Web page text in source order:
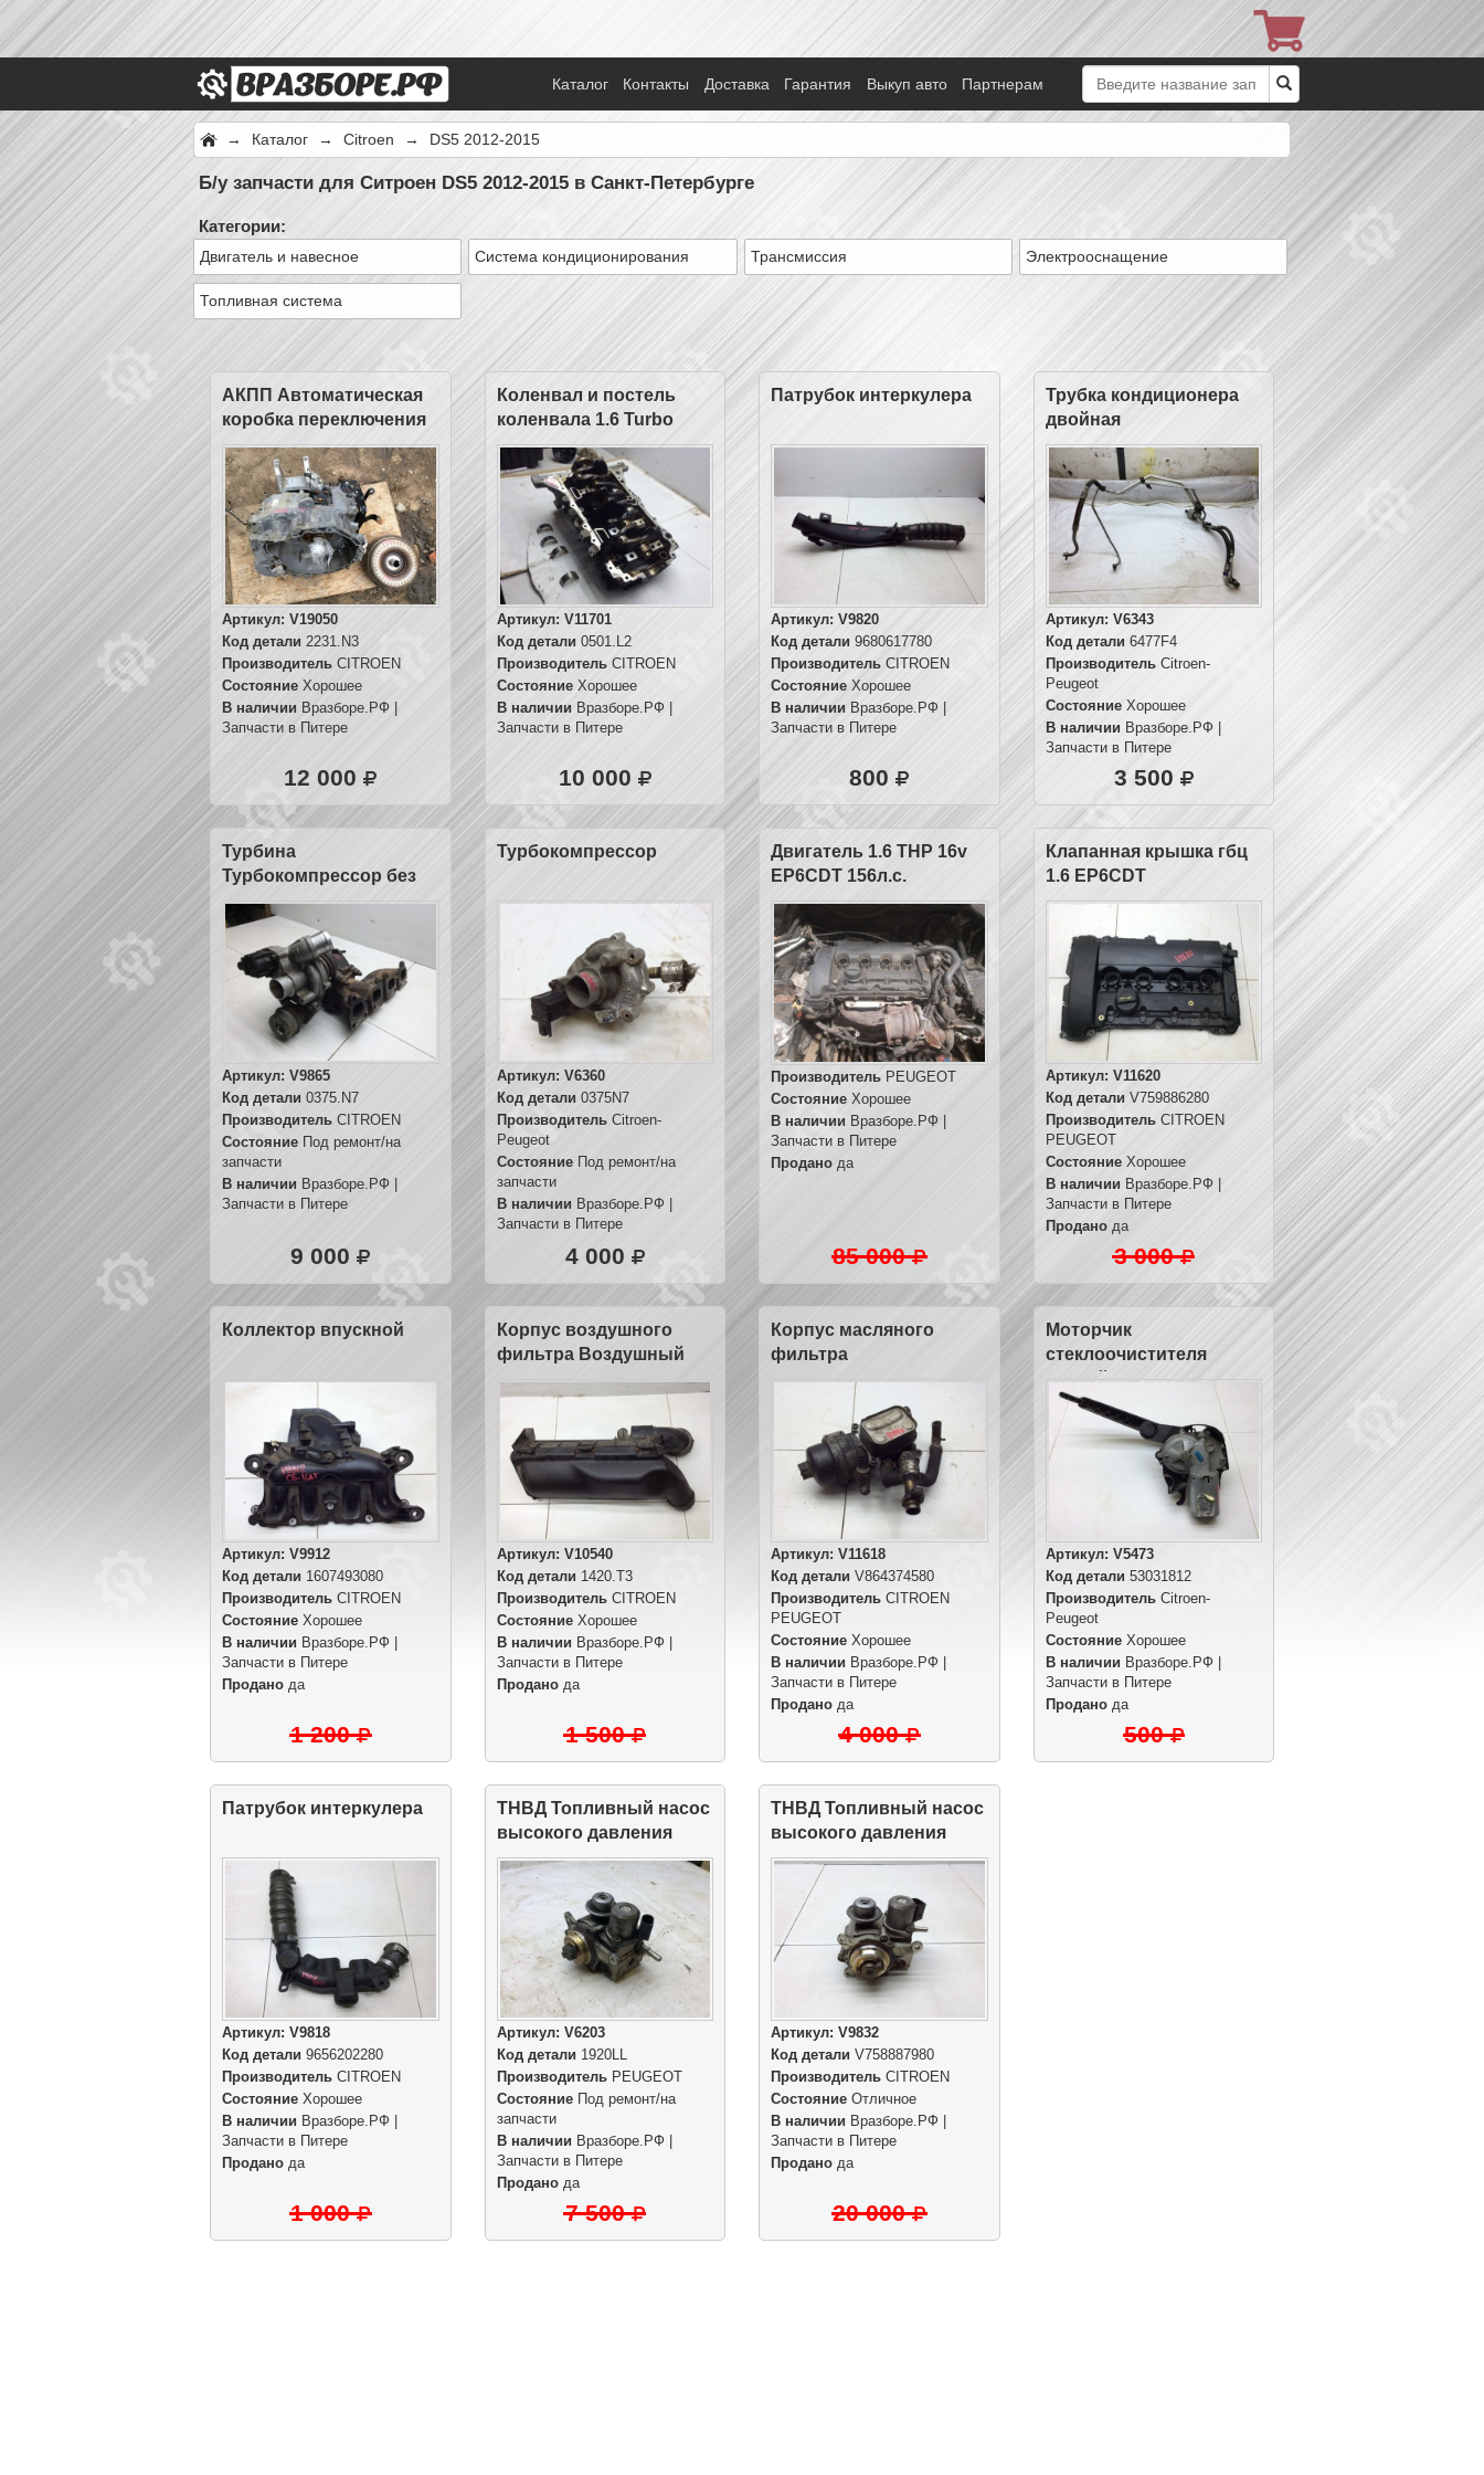
Каталог Контакты Доставка Гарантия Выкуп авто Партнерам
→ Каталог → Citroen → DS5 2012-2015
Б/у запчасти для Ситроен DS5 2012-2015 в Санкт-Петербурге
Категории:
Двигатель и навесное Система кондиционирования Трансмиссия Электрооснащение
Топливная система
АКПП Автоматическая
коробка переключения
передач
Артикул: V19050
Код детали 2231.N3
Производитель CITROEN
Состояние Хорошее
В наличии Вразборе.РФ |
Запчасти в Питере
12 000
Коленвал и постель
коленвала 1.6 Turbo
EP6CDT
Артикул: V11701
Код детали 0501.L2
ПроизводительCITROEN
СостояниеХорошее
В наличии Вразборе.РФ |
Запчасти в Питере
10 000
Патрубок интеркулера
Артикул: V9820
Код детали 9680617780
Производитель CITROEN
Состояние Хорошее
В наличии Вразборе.РФ |
Запчасти в Питере
800
Трубка кондиционера
двойная
Артикул: V6343
Код детали6477F4
ПроизводительCitroen-
Peugeot
СостояниеХорошее
В наличии Вразборе.РФ |
Запчасти в Питере
3 500
Турбина
Турбокомпрессор без
коллектора
Артикул: V9865
Код детали 0375.N7
Производитель CITROEN
Состояние Под ремонт/на
запчасти
В наличии Вразборе.РФ |
Запчасти в Питере
9 000
Турбокомпрессор
Артикул: V6360
Код детали 0375N7
ПроизводительCitroen-
Peugeot
СостояниеПод ремонт/на
запчасти
В наличии Вразборе.РФ |
Запчасти в Питере
4 000
Двигатель 1.6 THP 16v
EP6CDT 156л.с.
Производитель PEUGEOT
Состояние Хорошее
В наличии Вразборе.РФ |
Запчасти в Питере
Продано да
85 000
Клапанная крышка гбц
1.6 EP6CDT
Артикул: V11620
Код детали V759886280
ПроизводительCITROEN
PEUGEOT
СостояниеХорошее
В наличии Вразборе.РФ |
Запчасти в Питере
Проданода
3 000
Коллектор впускной
Артикул: V9912
Код детали 1607493080
Производитель CITROEN
Состояние Хорошее
В наличии Вразборе.РФ |
Запчасти в Питере
Продано да
1 200
Корпус воздушного
фильтра Воздушный
фильтр
Артикул: V10540
Код детали 1420.T3
ПроизводительCITROEN
СостояниеХорошее
В наличии Вразборе.РФ |
Запчасти в Питере
Проданода
1 500
Корпус масляного
фильтра
Артикул: V11618
Код детали V864374580
Производитель CITROEN
PEUGEOT
Состояние Хорошее
В наличии Вразборе.РФ |
Запчасти в Питере
Продано да
4 000
Моторчик
стеклоочистителя
задний
Артикул: V5473
Код детали 53031812
ПроизводительCitroen-
Peugeot
СостояниеХорошее
В наличии Вразборе.РФ |
Запчасти в Питере
Проданода
500
Патрубок интеркулера
Артикул: V9818
Код детали 9656202280
Производитель CITROEN
Состояние Хорошее
В наличии Вразборе.РФ |
Запчасти в Питере
Продано да
1 000
ТНВД Топливный насос
высокого давления
Артикул: V6203
Код детали 1920LL
ПроизводительPEUGEOT
СостояниеПод ремонт/на
запчасти
В наличии Вразборе.РФ |
Запчасти в Питере
Проданода
7 500
ТНВД Топливный насос
высокого давления
EP6CDT 1.6 Turbo
Артикул: V9832
Код детали V758887980
Производитель CITROEN
Состояние Отличное
В наличии Вразборе.РФ |
Запчасти в Питере
Продано да
20 000